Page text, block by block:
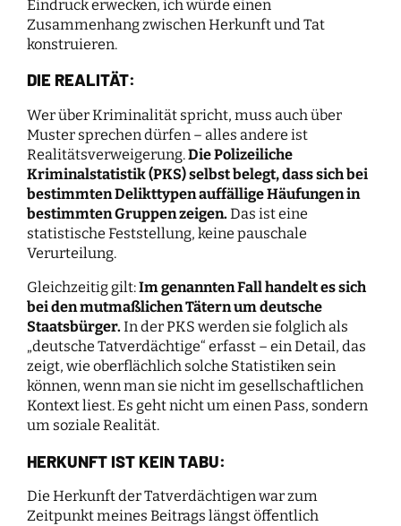
Eindruck erwecken, ich würde einen
Zusammenhang zwischen Herkunft und Tat
konstruieren.
DIE REALITÄT:
Wer über Kriminalität spricht, muss auch über
Muster sprechen dürfen – alles andere ist
Realitätsverweigerung.Die Polizeiliche
Kriminalstatistik (PKS) selbst belegt, dass sich bei
bestimmten Delikttypen auffällige Häufungen in
bestimmten Gruppen zeigen.Das ist eine
statistische Feststellung, keine pauschale
Verurteilung.
Gleichzeitig gilt:Im genannten Fall handelt es sich
bei den mutmaßlichen Tätern um deutsche
Staatsbürger.In der PKS werden sie folglich als
„deutsche Tatverdächtige“ erfasst – ein Detail, das
zeigt, wie oberflächlich solche Statistiken sein
können, wenn man sie nicht im gesellschaftlichen
Kontext liest. Es geht nicht um einen Pass, sondern
um soziale Realität.
HERKUNFT IST KEIN TABU:
Die Herkunft der Tatverdächtigen war zum
Zeitpunkt meines Beitrags längst öffentlich